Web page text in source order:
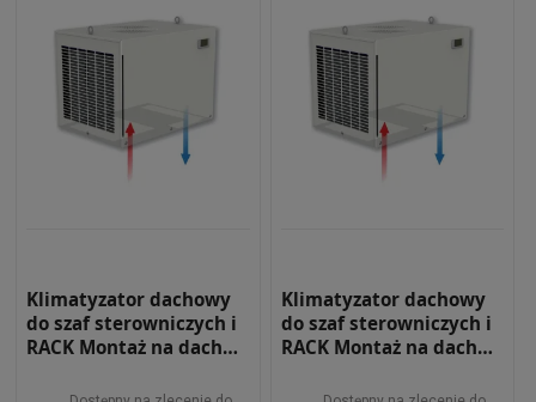
Klimatyzator dachowy
do szaf sterowniczych i
RACK Montaż na dachu
Wewnętrzny RS-KLMD-
Klimatyzator dachowy
do szaf sterowniczych i
RACK Montaż na dachu
Wewnętrzny RS-KLMD-